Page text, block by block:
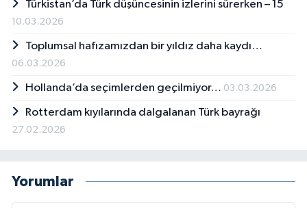
Türkistan’da Türk düşüncesinin izlerini sürerken – 15
10.03.2026
Toplumsal hafızamızdan bir yıldız daha kaydı…
06.03.2026
Hollanda’da seçimlerden geçilmiyor… 03.03.2026
Rotterdam kıyılarında dalgalanan Türk bayrağı
27.02.2026
Yorumlar